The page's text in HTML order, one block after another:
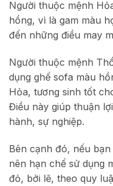
Người thuộc mệnh
hồng, vì là gam màu
đến những điều may
Người thuộc mệnh
dụng ghế sofa màu
Hỏa, tương sinh tốt
Điều này giúp thuận
hành, sự nghiệp.
Bên cạnh đó, nếu
nên hạn chế sử dụng
đỏ, bởi lẽ, theo quy